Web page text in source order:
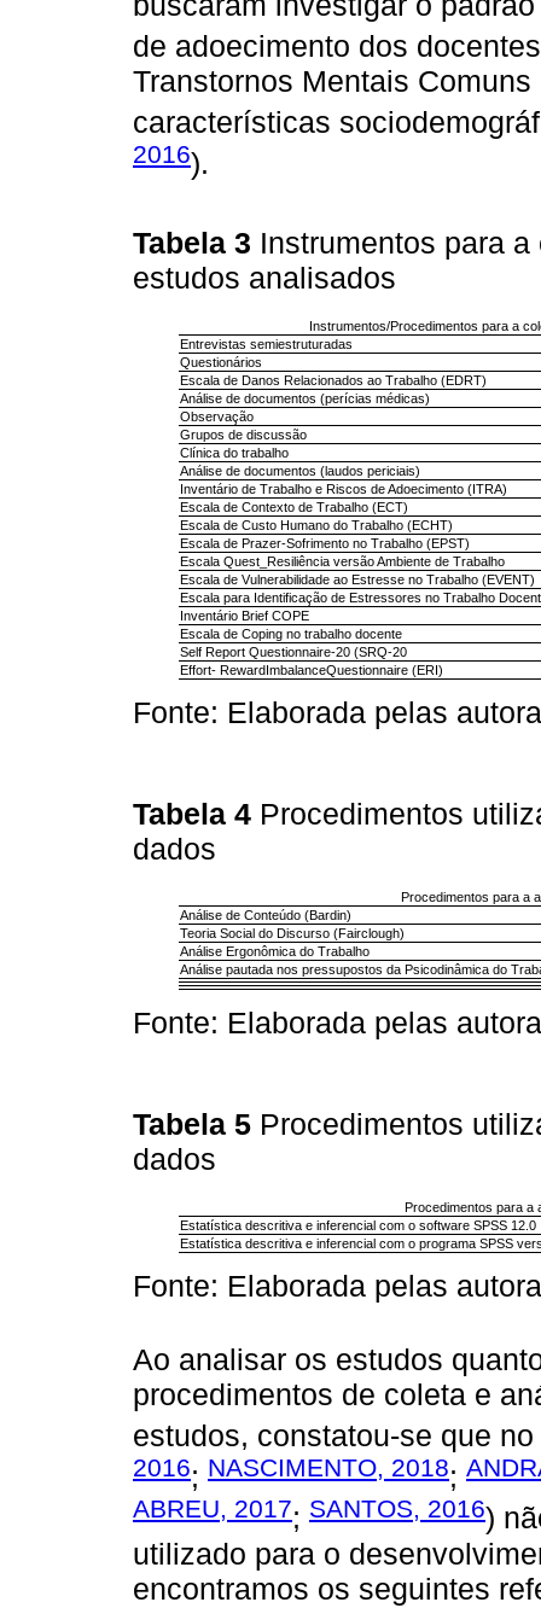
de adoecimento dos
Transtornos Mentais
características
2016).
Tabela 3 Instrumentos para
estudos analisados
Instrumentos/Procedimentos para a
Entrevistas semiestruturadas
Questionários
Escala de Danos Relacionados ao Trabalho (EDRT)
Análise de documentos (perícias médicas)
Observação
Grupos de discussão
Clínica do trabalho
Análise de documentos (laudos periciais)
Inventário de Trabalho e Riscos de Adoecimento (ITRA)
Escala de Contexto de Trabalho (ECT)
Escala de Custo Humano do Trabalho (ECHT)
Escala de Prazer-Sofrimento no Trabalho (EPST)
Escala Quest_Resiliência versão Ambiente de Trabalho
Escala de Vulnerabilidade ao Estresse no Trabalho (EVENT)
Escala para Identificação de Estressores no Trabalho
Inventário Brief COPE
Escala de Coping no trabalho docente
Self Report Questionnaire-20 (SRQ-20
Effort- RewardImbalanceQuestionnaire (ERI)
Fonte: Elaborada pelas
Tabela 4 Procedimentos
dados
Procedimentos para a
Análise de Conteúdo (Bardin)
Teoria Social do Discurso (Fairclough)
Análise Ergonômica do Trabalho
Análise pautada nos pressupostos da Psicodinâmica do
Fonte: Elaborada pelas
Tabela 5 Procedimentos
dados
Procedimentos para a
Estatística descritiva e inferencial com o software SPSS 12.0
Estatística descritiva e inferencial com o programa SPSS
Fonte: Elaborada pelas
Ao analisar os estudos
procedimentos de coleta e
estudos, constatou-se que
2016; NASCIMENTO, 2018;
ABREU, 2017; SANTOS, 2016)
utilizado para o
encontramos os seguintes